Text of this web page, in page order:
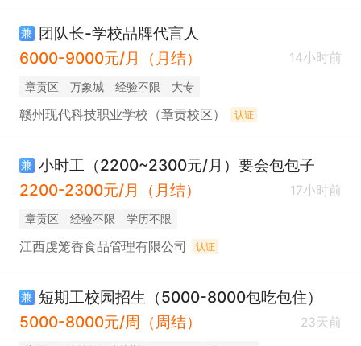
兼 团队长-学校品牌代言人
6000-9000元/月（月结）
14小时前
章贡区 万象城 经验不限 大专
赣州现代科技职业学校（章贡校区） 认证
兼 小时工（2200~2300元/月）要会包包子
2200-2300元/月（月结）
17小时前
章贡区 经验不限 学历不限
江西虔笼香食品管理有限公司 认证
兼 短期工校园招生（5000-8000包吃包住）
5000-8000元/周（周结）
23天前